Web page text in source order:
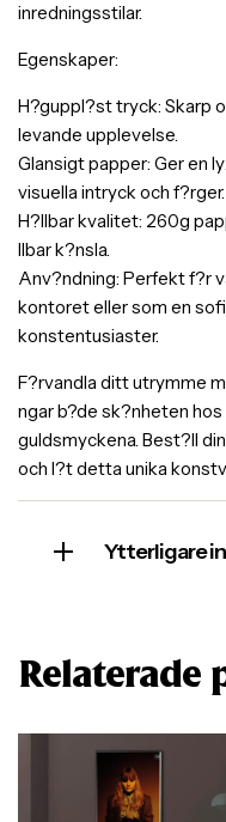
inredningsstilar.
Egenskaper:
H?guppl?st tryck: Skarp
levande upplevelse.
Glansigt papper: Ger en
visuella intryck och f?rger.
H?llbar kvalitet: 260g
llbar k?nsla.
Anv?ndning: Perfekt f?r
kontoret eller som en
konstentusiaster.
F?rvandla ditt utrymme
ngar b?de sk?nheten
guldsmyckena. Best?ll
och l?t detta unika
Ytterligare
Relaterade